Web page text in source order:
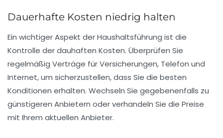
Dauerhafte Kosten niedrig halten
Ein wichtiger Aspekt der Haushaltsführung ist die
Kontrolle derdauhaften Kosten. Überprüfen Sie
regelmäßig Verträge für Versicherungen, Telefon und
Internet, um sicherzustellen, dass Sie die besten
Konditionen erhalten. Wechseln Sie gegebenenfalls zu
günstigeren Anbietern oder verhandeln Sie die Preise
mit Ihrem aktuellen Anbieter.